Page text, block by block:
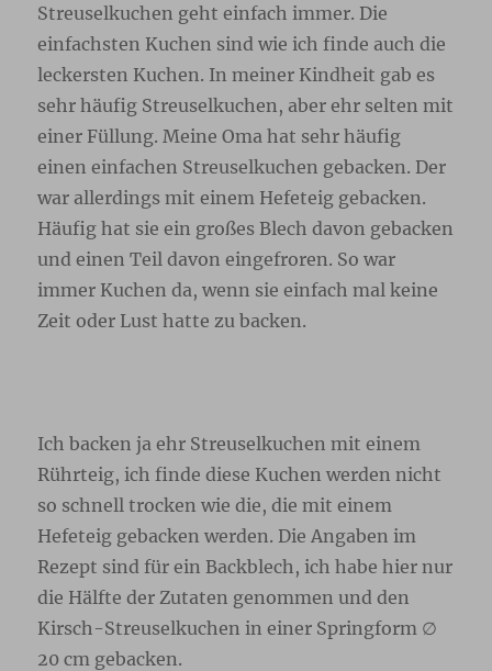
Streuselkuchen geht einfach immer. Die
einfachsten Kuchen sind wie ich finde auch die
leckersten Kuchen. In meiner Kindheit gab es
sehr häufig Streuselkuchen, aber ehr selten mit
einer Füllung. Meine Oma hat sehr häufig
einen einfachen Streuselkuchen gebacken. Der
war allerdings mit einem Hefeteig gebacken.
Häufig hat sie ein großes Blech davon gebacken
und einen Teil davon eingefroren. So war
immer Kuchen da, wenn sie einfach mal keine
Zeit oder Lust hatte zu backen.
Ich backen ja ehr Streuselkuchen mit einem
Rührteig, ich finde diese Kuchen werden nicht
so schnell trocken wie die, die mit einem
Hefeteig gebacken werden. Die Angaben im
Rezept sind für ein Backblech, ich habe hier nur
die Hälfte der Zutaten genommen und den
Kirsch-Streuselkuchen in einer Springform ∅
20 cm gebacken.